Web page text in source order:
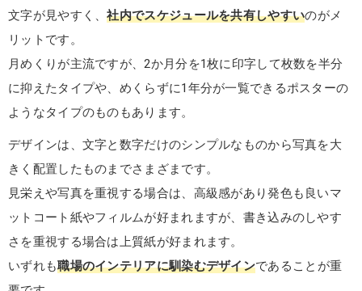
文字が見やすく、社内でスケジュールを共有しやすいのがメ
リットです。
月めくりが主流ですが、2か月分を1枚に印字して枚数を半分
に抑えたタイプや、めくらずに1年分が一覧できるポスターの
ようなタイプのものもあります。
デザインは、文字と数字だけのシンプルなものから写真を大
きく配置したものまでさまざまです。
見栄えや写真を重視する場合は、高級感があり発色も良いマ
ットコート紙やフィルムが好まれますが、書き込みのしやす
さを重視する場合は上質紙が好まれます。
いずれも職場のインテリアに馴染むデザインであることが重